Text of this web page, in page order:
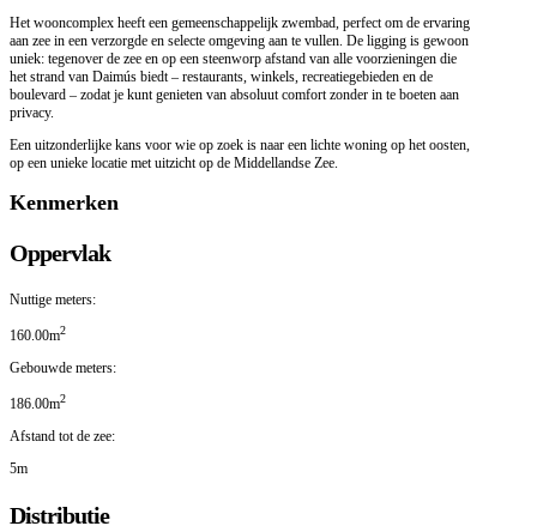
Het wooncomplex heeft een gemeenschappelijk zwembad, perfect om de ervaring
aan zee in een verzorgde en selecte omgeving aan te vullen. De ligging is gewoon
uniek: tegenover de zee en op een steenworp afstand van alle voorzieningen die
het strand van Daimús biedt – restaurants, winkels, recreatiegebieden en de
boulevard – zodat je kunt genieten van absoluut comfort zonder in te boeten aan
privacy.
Een uitzonderlijke kans voor wie op zoek is naar een lichte woning op het oosten,
op een unieke locatie met uitzicht op de Middellandse Zee.
Kenmerken
Oppervlak
Nuttige meters:
160.00m2
Gebouwde meters:
186.00m2
Afstand tot de zee:
5m
Distributie